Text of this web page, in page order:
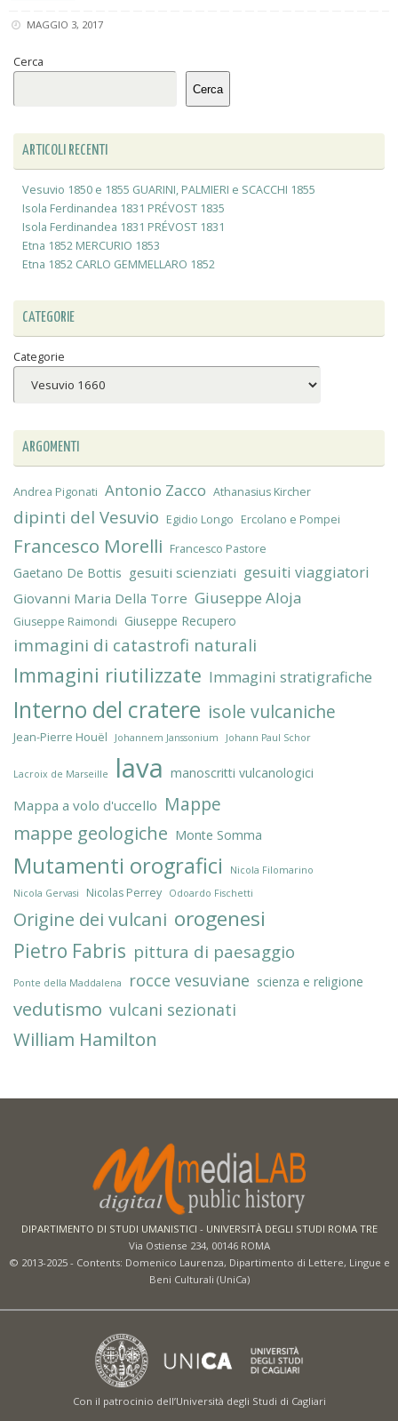
MAGGIO 3, 2017
Cerca
Cerca
ARTICOLI RECENTI
Vesuvio 1850 e 1855 GUARINI, PALMIERI e SCACCHI 1855
Isola Ferdinandea 1831 PRÉVOST 1835
Isola Ferdinandea 1831 PRÉVOST 1831
Etna 1852 MERCURIO 1853
Etna 1852 CARLO GEMMELLARO 1852
CATEGORIE
Categorie
ARGOMENTI
Andrea Pigonati Antonio Zacco Athanasius Kircher
dipinti del Vesuvio Egidio Longo Ercolano e Pompei
Francesco Morelli Francesco Pastore
Gaetano De Bottis gesuiti scienziati gesuiti viaggiatori
Giovanni Maria Della Torre Giuseppe Aloja
Giuseppe Raimondi Giuseppe Recupero
immagini di catastrofi naturali
Immagini riutilizzate Immagini stratigrafiche
Interno del cratere isole vulcaniche
Jean-Pierre Houël Johannem Janssonium Johann Paul Schor
Lacroix de Marseille lava manoscritti vulcanologici
Mappa a volo d'uccello Mappe
mappe geologiche Monte Somma
Mutamenti orografici
Nicola Filomarino
Nicola Gervasi
Nicolas Perrey Odoardo Fischetti
Origine dei vulcani orogenesi
Pietro Fabris pittura di paesaggio
Ponte della Maddalena rocce vesuviane scienza e religione
vedutismo vulcani sezionati
William Hamilton
DIPARTIMENTO DI STUDI UMANISTICI - UNIVERSITÀ DEGLI STUDI ROMA TRE
Via Ostiense 234, 00146 ROMA
© 2013-2025 - Contents: Domenico Laurenza, Dipartimento di Lettere, Lingue e
Beni Culturali (UniCa)
Con il patrocinio dell’Università degli Studi di Cagliari